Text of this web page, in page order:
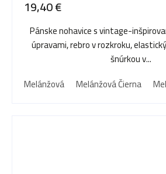
19,40 €
Pánske nohavice s vintage-
úpravami, rebro v rozkroku,
šnúrkou v...
Melánžová
Melánžová Čierna